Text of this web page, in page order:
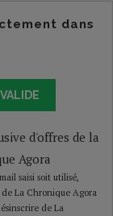
dans
d'offres de la
Agora
saisi soit utilisé,
La Chronique Agora
de La